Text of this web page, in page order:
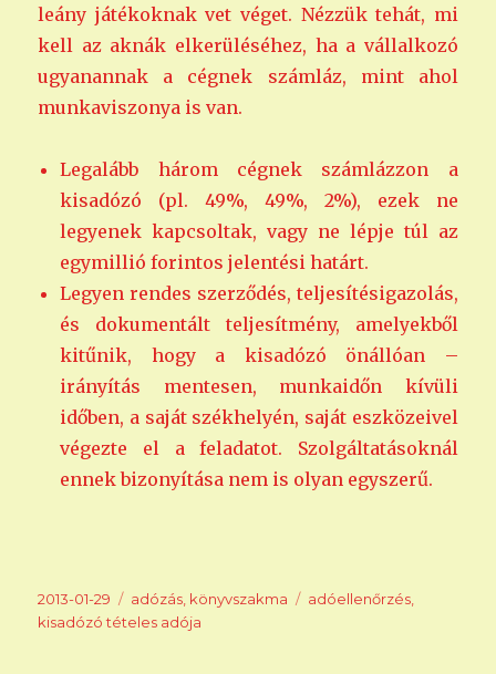
leány játékoknak vet véget. Nézzük tehát, mi
kell az aknák elkerüléséhez, ha a vállalkozó
ugyanannak a cégnek számláz, mint ahol
munkaviszonya is van.
Legalább három cégnek számlázzon a
kisadózó (pl. 49%, 49%, 2%), ezek ne
legyenek kapcsoltak, vagy ne lépje túl az
egymillió forintos jelentési határt.
Legyen rendes szerződés, teljesítésigazolás,
és dokumentált teljesítmény, amelyekből
kitűnik, hogy a kisadózó önállóan –
irányítás mentesen, munkaidőn kívüli
időben, a saját székhelyén, saját eszközeivel
végezte el a feladatot. Szolgáltatásoknál
ennek bizonyítása nem is olyan egyszerű.
Közzétéve
2013-01-29 Kategória
adózás, könyvszakma Címke
adóellenőrzés,
kisadózó tételes adója